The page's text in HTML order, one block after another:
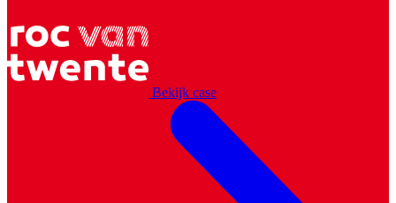
Bekijk case